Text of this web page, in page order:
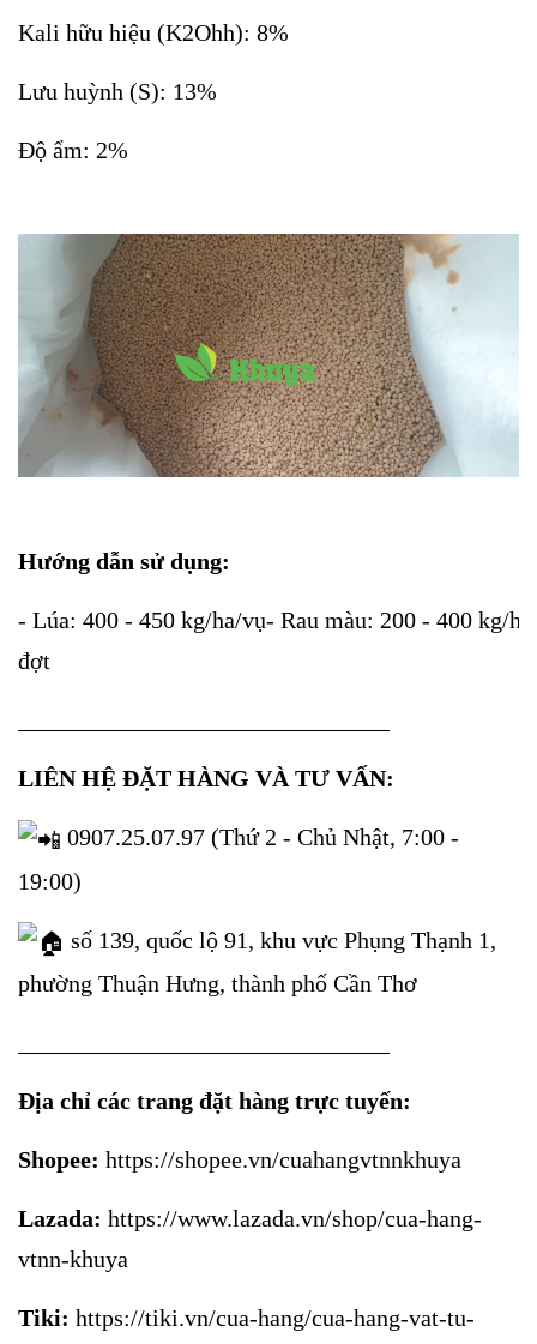
Kali hữu hiệu (K2Ohh): 8%
Lưu huỳnh (S): 13%
Độ ẩm: 2%
Hướng dẫn sử dụng:
- Lúa: 400 - 450 kg/ha/vụ- Rau màu: 200 - 400 kg/
đợt
LIÊN HỆ ĐẶT HÀNG VÀ TƯ VẤN:
0907.25.07.97 (Thứ 2 - Chủ Nhật, 7:00 -
19:00)
số 139, quốc lộ 91, khu vực Phụng Thạnh 1,
phường Thuận Hưng, thành phố Cần Thơ
Địa chỉ các trang đặt hàng trực tuyến:
Shopee: https://shopee.vn/cuahangvtnnkhuya
Lazada: https://www.lazada.vn/shop/cua-hang-
vtnn-khuya
Tiki: https://tiki.vn/cua-hang/cua-hang-vat-tu-